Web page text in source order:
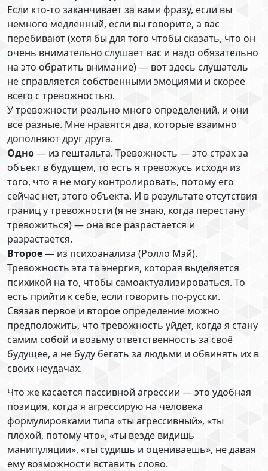
Если кто-то заканчивает за вами фразу, если вы
немного медленный, если вы говорите, а вас
перебивают (хотя бы для того чтобы сказать, что он
очень внимательно слушает вас и надо обязательно
на это обратить внимание) — вот здесь слушатель
не справляется собственными эмоциями и скорее
всего с тревожностью.
У тревожности реально много определений, и они
все разные. Мне нравятся два, которые взаимно
дополняют друг друга.
Одно— из гештальта. Тревожность — это страх за
объект в будущем, то есть я тревожусь исходя из
того, что я не могу контролировать, потому его
сейчас нет, этого объекта. И в результате отсутствия
границ у тревожности (я не знаю, когда перестану
тревожиться) — она все разрастается и
разрастается.
Второе— из психоанализа (Ролло Мэй).
Тревожность эта та энергия, которая выделяется
психикой на то, чтобы самоактуализироваться. То
есть прийти к себе, если говорить по-русски.
Связав первое и второе определение можно
предположить, что тревожность уйдет, когда я стану
самим собой и возьму ответственность за своё
будущее, а не буду бегать за людьми и обвинять их в
своих неудачах.
Что же касается пассивной агрессии — это удобная
позиция, когда я агрессирую на человека
формулировками типа «ты агрессивный», «ты
плохой, потому что», «ты везде видишь
манипуляции», «ты судишь и оцениваешь», не давая
ему возможности вставить слово.